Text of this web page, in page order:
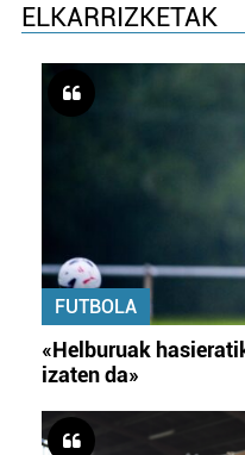
ELKARRIZKETAK
FUTBOLA
«Helburuak
izaten da»